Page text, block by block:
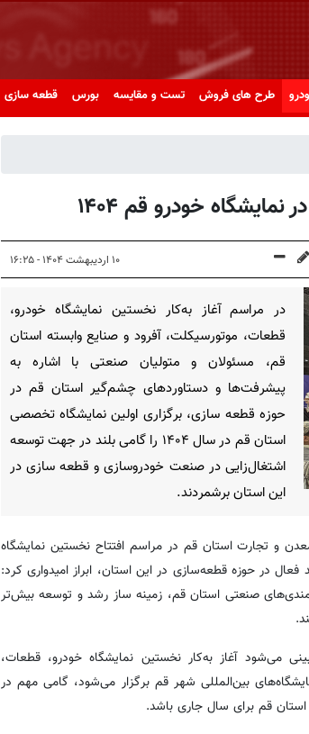
طرح های فروش تست و مقایسه بورس قطعه سازی
خودرو قم ۱۴۰۴
۱۰ اردیبهشت ۱۴۰۴ - ۱۶:۲۵
در مراسم آغاز به‌کار نخستین نمایشگاه خودرو،
قطعات، موتورسیکلت، آفرود و صنایع وابسته استان
قم، مسئولان و متولیان صنعتی با اشاره به
پیشرفت‌ها و دستاوردهای چشم‌گیر استان قم در
حوزه قطعه سازی، برگزاری اولین نمایشگاه تخصصی
استان قم در سال ۱۴۰۴ را گامی بلند در جهت توسعه
اشتغال‌زایی در صنعت خودروسازی و قطعه سازی در
این استان برشمردند.
و تجارت استان قم در مراسم افتتاح نخستین نمایشگاه
قم در سال ۱۴۰۴ با اشاره به وجود ۲۳ واحد فعال در حوزه قطعه‌سازی در این استان، ابراز امیدواری کرد:
صنعتی استان قم، زمینه ساز رشد و توسعه بیش‌تر
می‌شود آغاز به‌کار نخستین نمایشگاه خودرو، قطعات،
بین‌المللی شهر قم برگزار می‌شود، گامی مهم در
قم برای سال جاری باشد.